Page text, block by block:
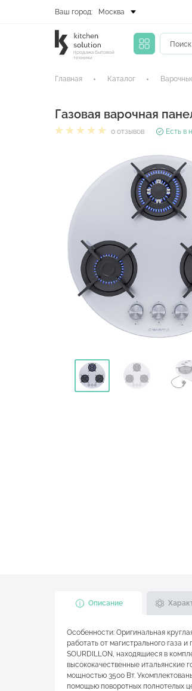
Ваш город: Москва
продажа бытовой
техники
Главная Каталог
Газовая варочная
0 отзывов Есть в
Описание
Особенности: Оригинальная
работать от магистрального газа
SOURDILLON, находящиеся в
высококачественные итальянские
мощностью 3500 Вт.
помощью поворотных полнотелых